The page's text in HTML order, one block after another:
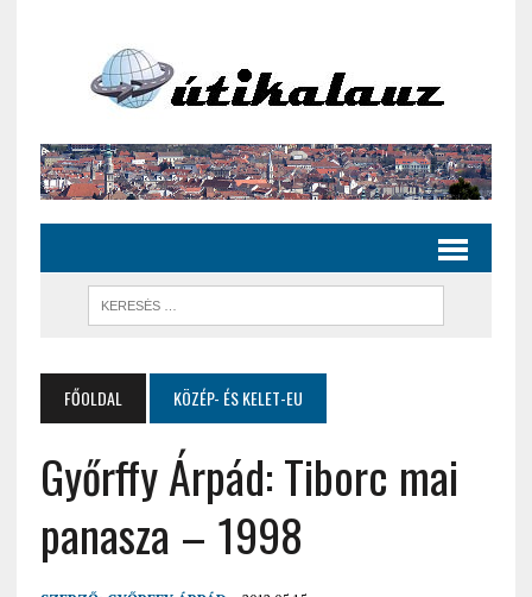
FŐOLDAL KÖZÉP- ÉS KELET-EU
Győrffy Árpád: Tiborc mai
panasza – 1998